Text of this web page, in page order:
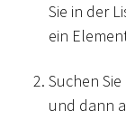
Sie in der
ein
Suchen
und dann